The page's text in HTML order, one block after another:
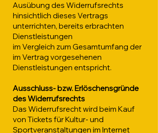
Ausübung des Widerrufsrechts
hinsichtlich dieses Vertrags
unterrichten, bereits erbrachten
Dienstleistungen
im Vergleich zum Gesamtumfang der
im Vertrag vorgesehenen
Dienstleistungen entspricht.
Ausschluss- bzw. Erlöschensgründe
des Widerrufsrechts
Das Widerrufsrecht wird beim Kauf
von Tickets für Kultur- und
Sportveranstaltungen im Internet